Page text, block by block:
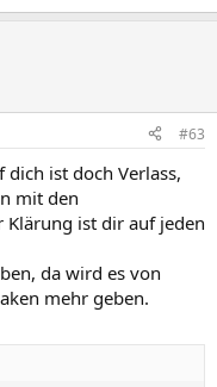
#63
ist doch Verlass,
mit den
Klärung ist dir auf jeden
da wird es von
mehr geben.